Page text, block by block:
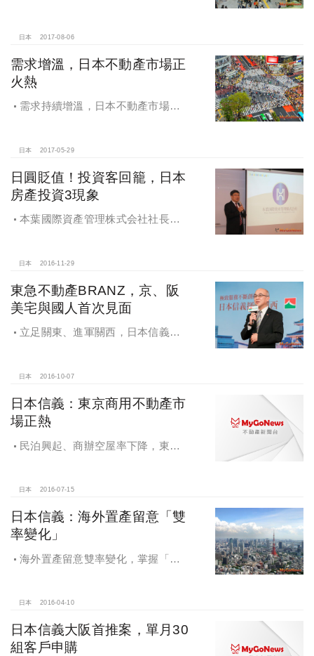
日本 2017-08-06
需求增溫，日本不動產市場正
火熱
需求持續增溫，日本不動產市場正
日本 2017-05-29
日圓貶值！投資客回籠，日本
房產投資3現象
本葉國際資產管理株式会社社長林
日本 2016-11-29
東急不動產BRANZ，京、阪
美宅與國人首次見面
立足關東、進軍關西，日本信義大
日本 2016-10-07
日本信義：東京商用不動產市
場正熱
民泊興起、商辦空屋率下降，東京
日本 2016-07-15
日本信義：海外置產留意「雙
率變化」
海外置產留意雙率變化，掌握「匯
日本 2016-04-10
日本信義大阪首推案，單月30
組客戶申購